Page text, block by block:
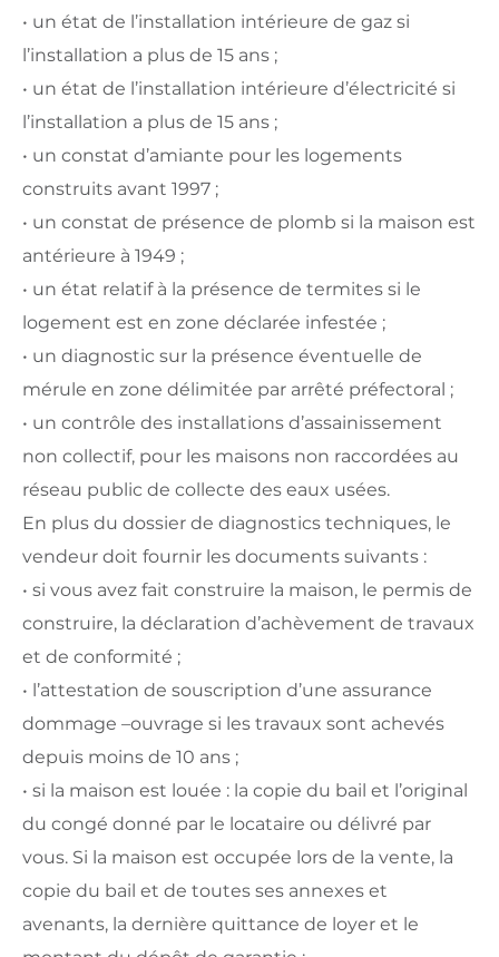
• un état de l’installation intérieure de gaz si
l’installation a plus de 15 ans ;
• un état de l’installation intérieure d’électricité si
l’installation a plus de 15 ans ;
• un constat d’amiante pour les logements
construits avant 1997 ;
• un constat de présence de plomb si la maison est
antérieure à 1949 ;
• un état relatif à la présence de termites si le
logement est en zone déclarée infestée ;
• un diagnostic sur la présence éventuelle de
mérule en zone délimitée par arrêté préfectoral ;
• un contrôle des installations d’assainissement
non collectif, pour les maisons non raccordées au
réseau public de collecte des eaux usées.
En plus du dossier de diagnostics techniques, le
vendeur doit fournir les documents suivants :
• si vous avez fait construire la maison, le permis de
construire, la déclaration d’achèvement de travaux
et de conformité ;
• l’attestation de souscription d’une assurance
dommage –ouvrage si les travaux sont achevés
depuis moins de 10 ans ;
• si la maison est louée : la copie du bail et l’original
du congé donné par le locataire ou délivré par
vous. Si la maison est occupée lors de la vente, la
copie du bail et de toutes ses annexes et
avenants, la dernière quittance de loyer et le